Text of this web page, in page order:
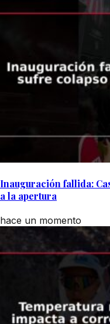
Inauguración fallida:
a la apertura
hace un momento